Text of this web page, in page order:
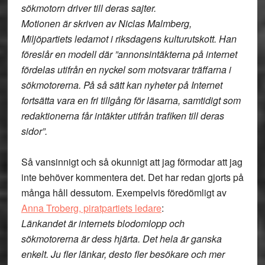
sökmotorn driver till deras sajter.
Motionen är skriven av Niclas Malmberg,
Miljöpartiets ledamot i riksdagens kulturutskott. Han
föreslår en modell där ”annonsintäkterna på internet
fördelas utifrån en nyckel som motsvarar träffarna i
sökmotorerna. På så sätt kan nyheter på Internet
fortsätta vara en fri tillgång för läsarna, samtidigt som
redaktionerna får intäkter utifrån trafiken till deras
sidor”.
Så vansinnigt och så okunnigt att jag förmodar att jag
inte behöver kommentera det. Det har redan gjorts på
många håll dessutom. Exempelvis föredömligt av
Anna Troberg, piratpartiets ledare:
Länkandet är internets blodomlopp och
sökmotorerna är dess hjärta. Det hela är ganska
enkelt. Ju fler länkar, desto fler besökare och mer